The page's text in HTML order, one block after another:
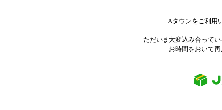
JAタウンをご利用
ただいま大変込み合って
お時間をおいて